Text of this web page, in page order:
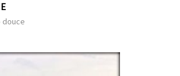
douce